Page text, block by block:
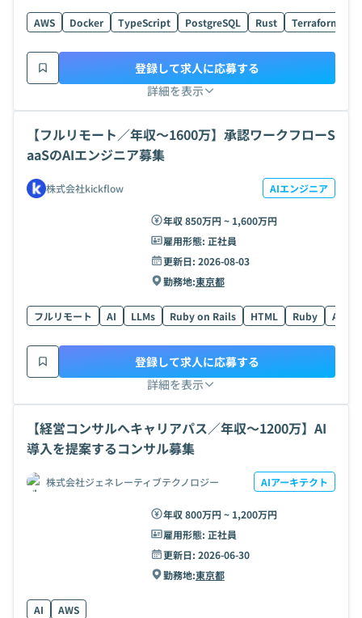
AWS Docker TypeScript PostgreSQL Rust Terraform
詳細を表示
登録して求人に応募する
【フルリモート／年収〜1600万】承認ワークフローS
aaSのAIエンジニア募集
株式会社kickflow AIエンジニア
年収 850万円 ~ 1,600万円
雇用形態: 正社員
更新日: 2026-08-03
勤務地:東京都
フルリモート AI LLMs Ruby on Rails HTML Ruby AWS
詳細を表示
登録して求人に応募する
【経営コンサルへキャリアパス／年収〜1200万】AI
導入を提案するコンサル募集
株式会社ジェネレーティブテクノロジー AIアーキテクト
年収 800万円 ~ 1,200万円
雇用形態: 正社員
更新日: 2026-06-30
勤務地:東京都
AI AWS